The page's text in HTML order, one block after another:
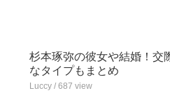
杉本琢弥の彼女や結婚！交
なタイプもまとめ
Luccy / 687 view